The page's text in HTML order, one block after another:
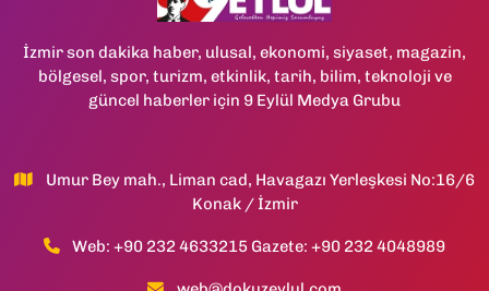
İzmir son dakika haber, ulusal, ekonomi, siyaset, magazin,
bölgesel, spor, turizm, etkinlik, tarih, bilim, teknoloji ve
güncel haberler için 9 Eylül Medya Grubu
Umur Bey mah., Liman cad, Havagazı Yerleşkesi No:16/6
Konak / İzmir
Web: +90 232 4633215 Gazete: +90 232 4048989